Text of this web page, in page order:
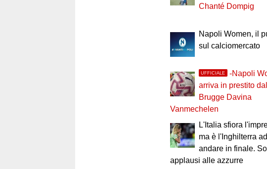
Chanté Dompig
Napoli Women, il
sul calciomercato
UFFICIALE
-Napoli
arriva in prestito
Brugge Davina
Vanmechelen
L'Italia sfiora
ma è l'Inghilterra ad
andare in finale.
applausi alle azzurre